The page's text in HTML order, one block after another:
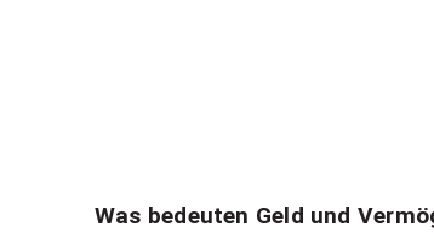
Was bedeuten Geld und